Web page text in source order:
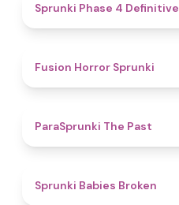
Sprunki Phase 4 Definitive
Fusion Horror Sprunki
ParaSprunki The Past
Sprunki Babies Broken